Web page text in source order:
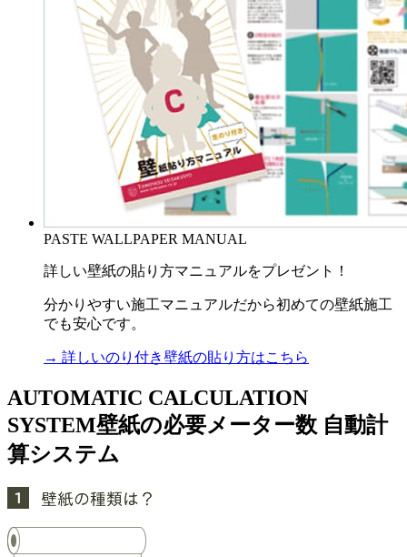
PASTE WALLPAPER MANUAL
詳しい壁紙の貼り方マニュアルをプレゼント！
分かりやすい施工マニュアルだから初めての壁紙施工
でも安心です。
→ 詳しいのり付き壁紙の貼り方はこちら
AUTOMATIC CALCULATION
SYSTEM壁紙の必要メーター数 自動計
算システム